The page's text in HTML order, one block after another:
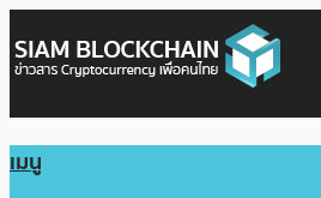
เมนู